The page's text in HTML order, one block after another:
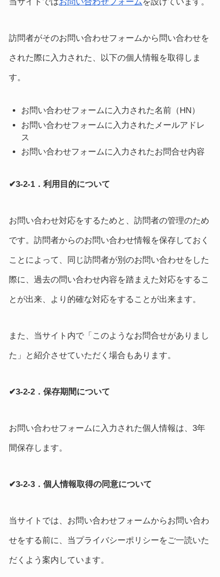
当サイトではお問い合わせフォームを設けています。
訪問者がそのお問い合わせフォームから問い合わせを
された際に入力された、以下の個人情報を取得しま
す。
お問い合わせフォームに入力された名前（HN）
お問い合わせフォームに入力されたメールアドレ
ス
お問い合わせフォームに入力されたお問合せ内容
✔3-2-1．利用目的について
お問い合わせ対応をするためと、訪問者の管理のため
です。訪問者からのお問い合わせ情報を保存しておく
ことによって、同じ訪問者が別のお問い合わせをした
際に、過去の問い合わせ内容を踏まえた対応をするこ
とが出来、より的確な対応をすることが出来ます。
また、当サイト内で「このようなお問合せがありまし
た」と紹介させていただく場合もあります。
✔3-2-2．保存期間について
お問い合わせフォームに入力された個人情報は、3年
間保存します。
✔3-2-3．個人情報取得の同意について
当サイトでは、お問い合わせフォームからお問い合わ
せをする前に、当プライバシーポリシーをご一読いた
だくよう案内しています。